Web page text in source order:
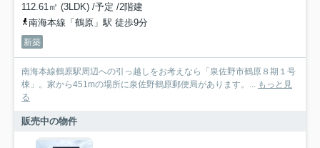
112.61㎡ (3LDK) /予定 /2階建
南海本線「鶴原」駅 徒歩9分
新築
南海本線鶴原駅周辺への引っ越しをお考えなら「泉佐野市鶴原８期１号
棟」。家から451mの場所に泉佐野鶴原郵便局があります。... もっと見
る
販売中の物件